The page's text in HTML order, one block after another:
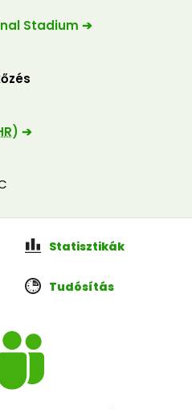
Stadium ➔
) ➔
Statisztikák
Tudósítás